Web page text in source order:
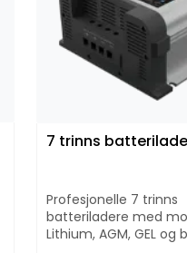
7 trinns
Profesjonelle 7 trinns
batteriladere med
Lithium, AGM, GEL og